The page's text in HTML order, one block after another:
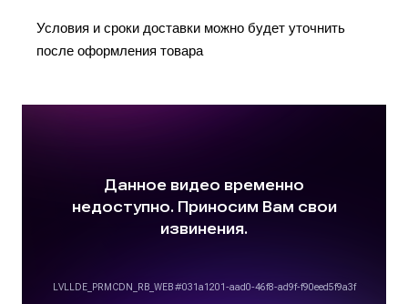
Условия и сроки доставки можно будет уточнить
после оформления товара